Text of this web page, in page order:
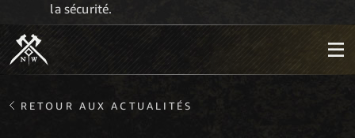
la sécurité.
RETOUR AUX ACTUALITÉS